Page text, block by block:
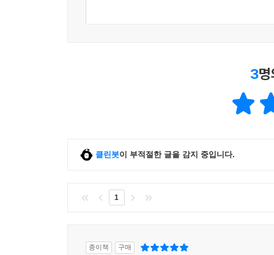
3
클린봇이 부적절한 글을 감지 중입니다.
1
종이책 구매